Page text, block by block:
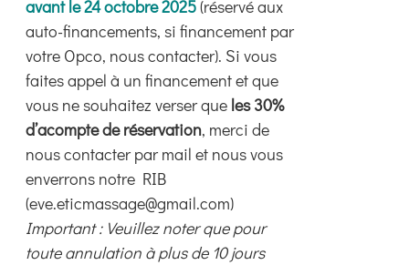
avant le 24 octobre 2025(réservé aux
auto-financements, si financement par
votre Opco, nous contacter). Si vous
faites appel à un financement et que
vous ne souhaitez verser que les 30%
d’acompte de réservation, merci de
nous contacter par mail et nous vous
enverrons notre RIB
(eve.eticmassage@gmail.com)
Important : Veuillez noter que pour
toute annulation à plus de 10 jours